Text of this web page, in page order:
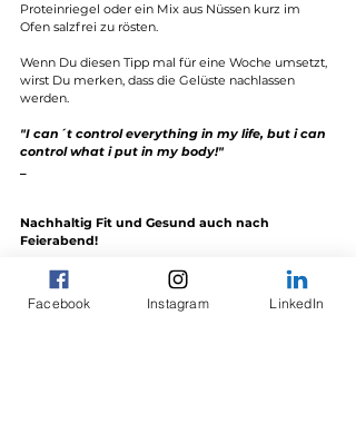
Proteinriegel oder ein Mix aus Nüssen kurz im
Ofen salzfrei zu rösten.
Wenn Du diesen Tipp mal für eine Woche umsetzt,
wirst Du merken, dass die Gelüste nachlassen
werden.
"I can´t control everything in my life, but i can
control what i put in my body!"
Nachhaltig Fit und Gesund auch nach
Feierabend!
Als Personal Trainer in Schaffhausen verhelfe ich Dir
Schritt für Schritt zu einem fitten und gesunden
Körper, damit Du auch nach Feierabend
Facebook Instagram LinkedIn